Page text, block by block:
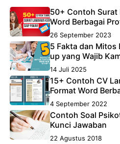
50+ Contoh Surat
Word Berbagai
26 September 2023
5 Fakta dan Mitos
up yang Wajib
14 Juli 2025
15+ Contoh CV
Format Word
4 September 2022
Contoh Soal
Kunci Jawaban
22 Agustus 2018